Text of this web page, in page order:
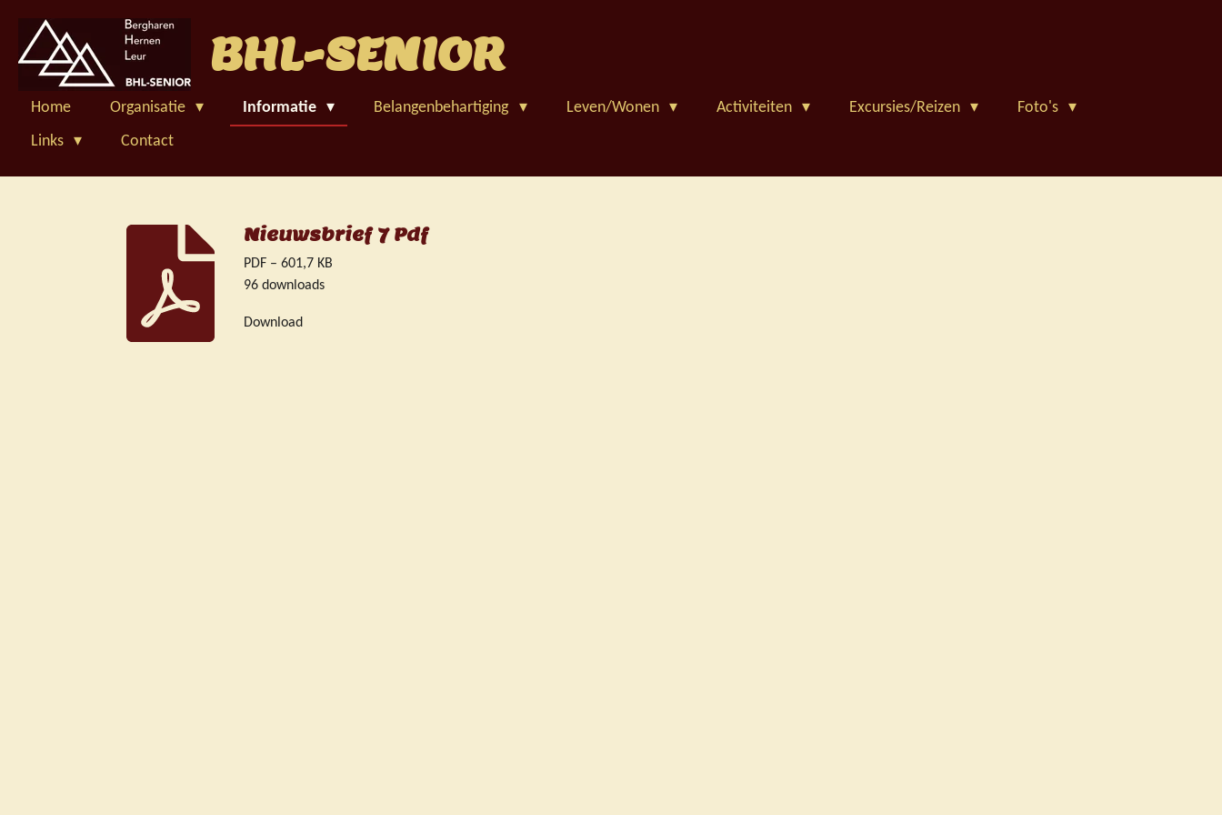
direct
naar
hoofdinhoud
BHL-SENIOR
Home Organisatie Informatie Belangenbehartiging Leven/Wonen Activiteiten Excursies/Reizen
Foto's
Links
Contact
Nieuwsbrief 7 Pdf
PDF – 601,7 KB
96 downloads
Download